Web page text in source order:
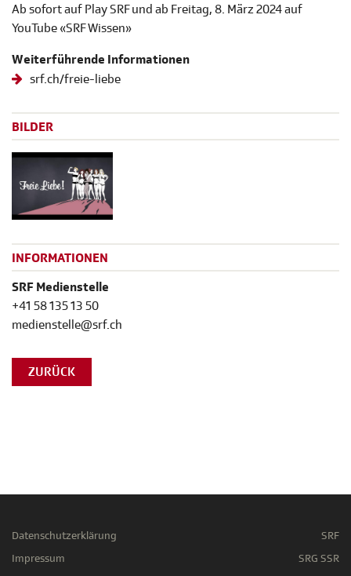
Ab sofort auf Play SRF und ab Freitag, 8. März 2024 auf
YouTube «SRF Wissen»
Weiterführende Informationen
srf.ch/freie-liebe
BILDER
INFORMATIONEN
SRF Medienstelle
+41 58 135 13 50
medienstelle@srf.ch
ZURÜCK
Datenschutzerklärung
Impressum
SRF
SRG SSR